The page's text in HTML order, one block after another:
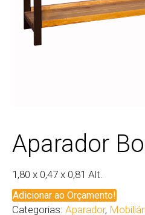
Aparador
1,80 x 0,47 x 0,81 Alt.
Adicionar ao Orçamento!
Categorias: Aparador,